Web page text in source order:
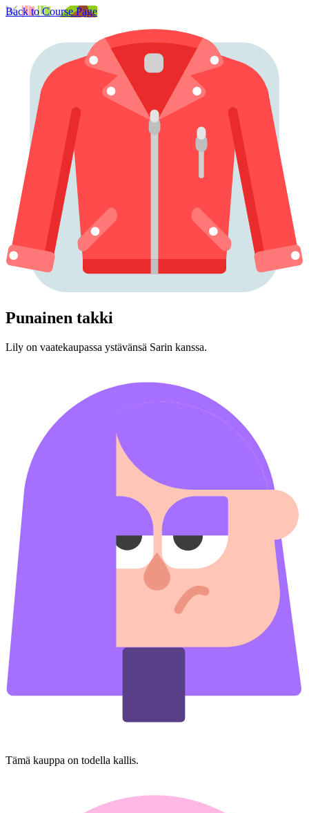
Back to Course Page
Punainen takki
Lily on vaatekaupassa ystävänsä Sarin kanssa.
Tämä kauppa on todella kallis.